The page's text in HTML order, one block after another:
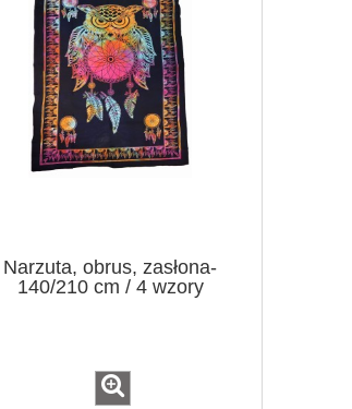
43cm aluminium
Narzuta, obrus, zasłona-
140/210 cm / 4 wzory